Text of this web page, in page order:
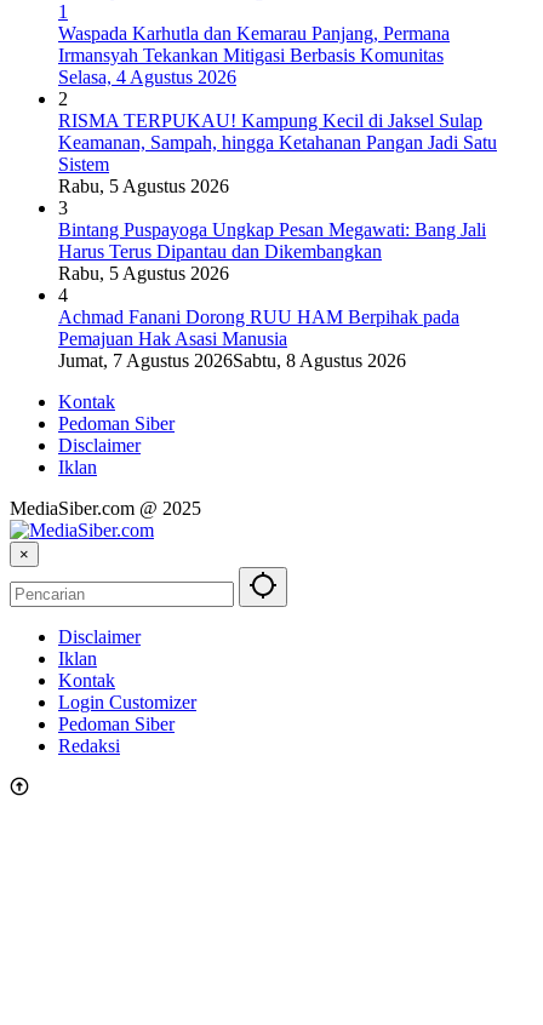
1
Waspada Karhutla dan Kemarau Panjang, Permana
Irmansyah Tekankan Mitigasi Berbasis Komunitas
Selasa, 4 Agustus 2026
2
RISMA TERPUKAU! Kampung Kecil di Jaksel Sulap
Keamanan, Sampah, hingga Ketahanan Pangan Jadi Satu
Sistem
Rabu, 5 Agustus 2026
3
Bintang Puspayoga Ungkap Pesan Megawati: Bang Jali
Harus Terus Dipantau dan Dikembangkan
Rabu, 5 Agustus 2026
4
Achmad Fanani Dorong RUU HAM Berpihak pada
Pemajuan Hak Asasi Manusia
Jumat, 7 Agustus 2026Sabtu, 8 Agustus 2026
Kontak
Pedoman Siber
Disclaimer
Iklan
MediaSiber.com @ 2025
×
Disclaimer
Iklan
Kontak
Login Customizer
Pedoman Siber
Redaksi